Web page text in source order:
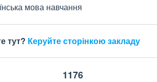
мова навчання
тут? Керуйте сторінкою закладу
1176